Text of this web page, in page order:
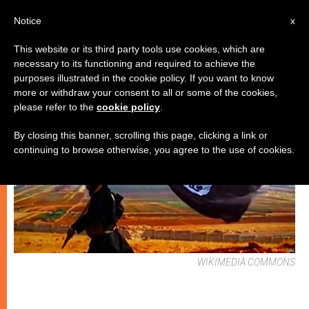
CHIESE LOCALI
WIKIMEDIA COMMONS
x
Notice
This website or its third party tools use cookies, which are
necessary to its functioning and required to achieve the
purposes illustrated in the cookie policy. If you want to know
more or withdraw your consent to all or some of the cookies,
please refer to the cookie policy
By closing this banner, scrolling this page, clicking a link or
continuing to browse otherwise, you agree to the use of cookies.